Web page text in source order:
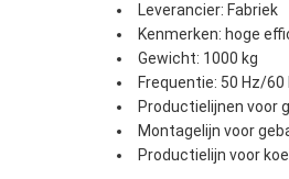
Leverancier: Fabriek
Kenmerken: hoge
Gewicht: 1000 kg
Frequentie: 50 Hz/60
Productielijnen voor
Montagelijn voor
Productielijn voor